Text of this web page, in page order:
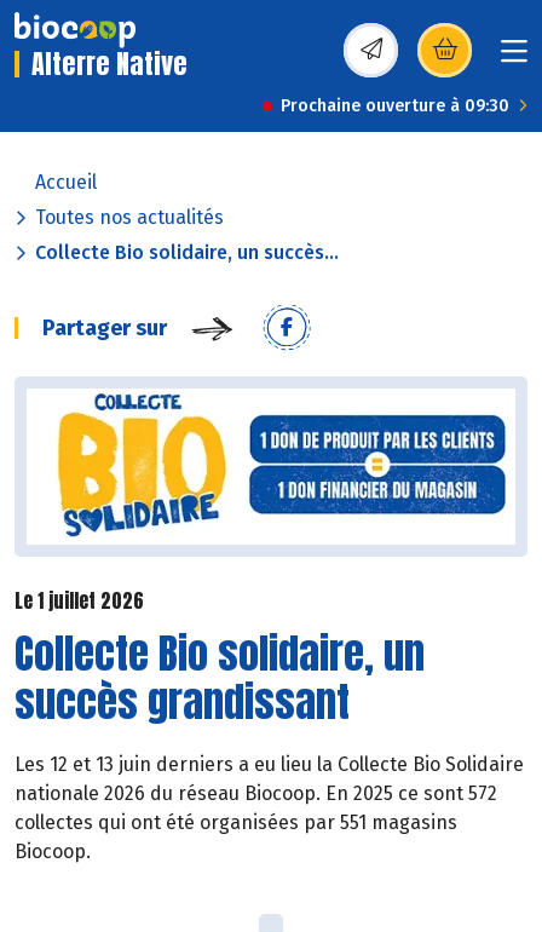
Alterre Native (s’ouvre dans une
Prochaine ouverture à 09:30
Accueil
Toutes nos actualités
Collecte Bio solidaire, un succès...
Partager sur
Le 1 juillet 2026
Collecte Bio solidaire, un
succès grandissant
Les 12 et 13 juin derniers a eu lieu la Collecte Bio Solidaire
nationale 2026 du réseau Biocoop. En 2025 ce sont 572
collectes qui ont été organisées par 551 magasins
Biocoop.